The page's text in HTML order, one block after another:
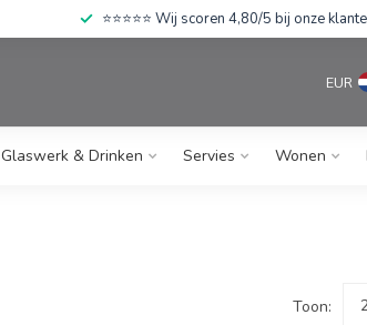
⭐⭐⭐⭐⭐ Wij scoren 4,80/5 bij onze
EUR
Glaswerk & Drinken Servies Wonen
Toon: